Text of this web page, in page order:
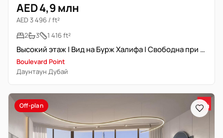
AED 4,9 млн
AED 3 496 / ft²
2
3 1 416 ft²
Высокий этаж | Вид на Бурж Халифа | Свободна при передаче
Boulevard Point
Даунтаун Дубай
Off-plan